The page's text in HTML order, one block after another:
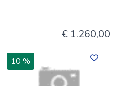
€ 1.260,00
10 %